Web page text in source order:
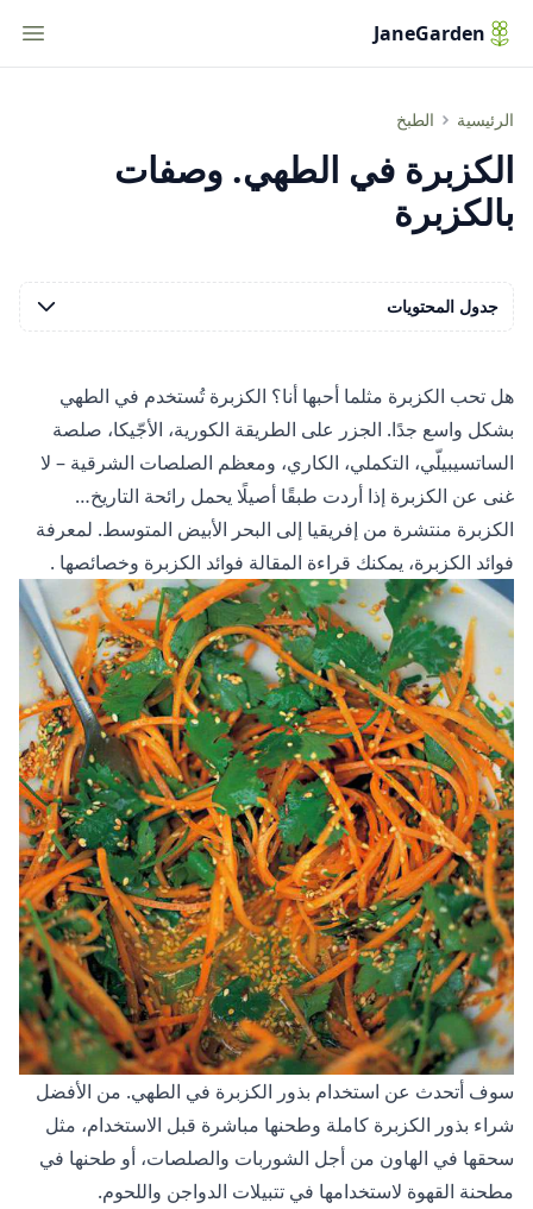
JaneGarden
الرئيسية الطبخ الكزبرة في الطهي. وصفات بالكزبرة
الكزبرة في الطهي. وصفات
بالكزبرة
هل تحب الكزبرة مثلما أحبها أنا؟ الكزبرة تُستخدم في الطهي
بشكل واسع جدًا. الجزر على الطريقة الكورية، الأجّيكا، صلصة
الساتسيبيلّي، التكملي، الكاري، ومعظم الصلصات الشرقية – لا
غنى عن الكزبرة إذا أردت طبقًا أصيلًا يحمل رائحة التاريخ…
الكزبرة منتشرة من إفريقيا إلى البحر الأبيض المتوسط. لمعرفة
فوائد الكزبرة، يمكنك قراءة المقالة فوائد الكزبرة وخصائصها .
سوف أتحدث عن استخدام بذور الكزبرة في الطهي. من الأفضل
شراء بذور الكزبرة كاملة وطحنها مباشرة قبل الاستخدام، مثل
سحقها في الهاون من أجل الشوربات والصلصات، أو طحنها في
مطحنة القهوة لاستخدامها في تتبيلات الدواجن واللحوم.
جدول المحتويات